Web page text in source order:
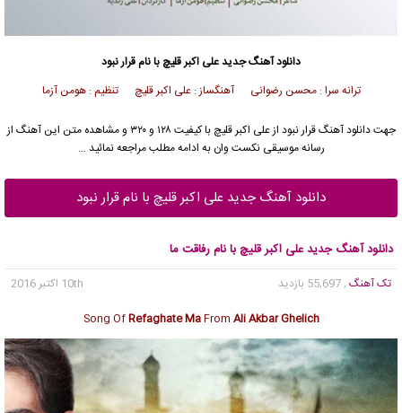
دانلود آهنگ جدیدعلی اکبر قلیچ با نام قرار نبود
ترانه سرا : محسن رضوانی آهنگساز : علی اکبر قلیچ تنظیم : هومن آزما
جهت دانلود آهنگ قرار نبود ازعلی اکبر قلیچ
با کیفیت ۱۲۸ و ۳۲۰ و مشاهده متن این آهنگ از
رسانه موسیقی نکست وان به ادامه مطلب مراجعه نمائید …
دانلود آهنگ جدید علی اکبر قلیچ با نام قرار نبود
دانلود آهنگ جدید علی اکبر قلیچ با نام رفاقت ما
تک آهنگ , 55,697 بازدید
10th اکتبر 2016
Song OfRefaghate MaFrom Ali Akbar Ghelich